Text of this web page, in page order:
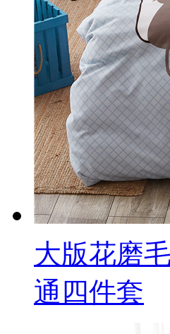
大版花磨
通四件套